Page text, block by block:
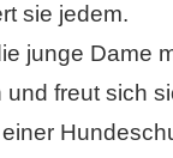
sie jedem.
junge Dame
und freut sich